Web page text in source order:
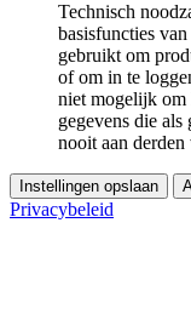
Technisch
basisfuncties
gebruikt om
of om in te
niet mogelijk om
gegevens die
nooit aan
Instellingen opslaan
Privacybeleid